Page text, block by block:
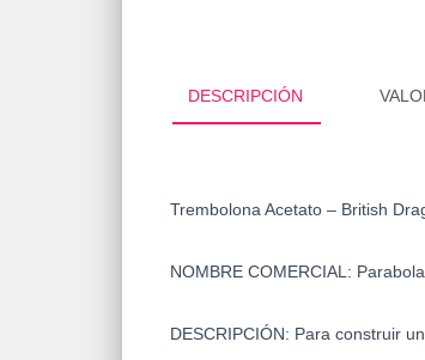
DESCRIPCIÓN
Trembolona Acetato – British
NOMBRE COMERCIAL:
DESCRIPCIÓN: Para construir